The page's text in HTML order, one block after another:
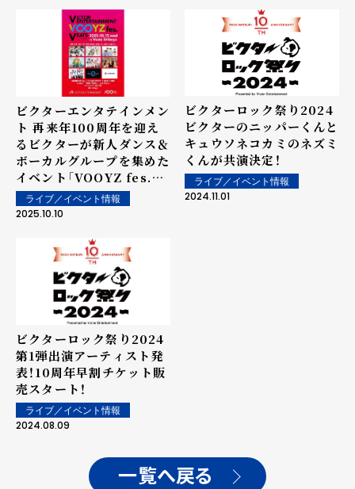
ビクターエンタテインメン
ト 再来年100周年を迎え
るビクターが新人ダンス＆
ボーカルグループを集めた
イベント「VOOYZ fes.
（ボーイズ・フェス）」開催！
ライブ／イベント情報
2025.10.10
ビクターロック祭り2024
ビクターのニッパーくんと
キュウソネコカミのネズミ
くんが共演決定！
ライブ／イベント情報
2024.11.01
ビクターロック祭り2024
第1弾出演アーティスト発
表！10周年早割チケット販
売スタート！
ライブ／イベント情報
2024.08.09
一覧へ戻る